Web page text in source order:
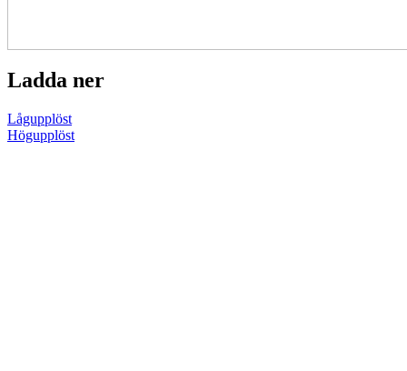
Ladda ner
Lågupplöst
Högupplöst